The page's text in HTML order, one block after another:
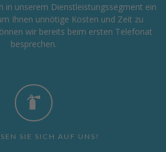
in unserem Dienstleistungssegment ein
Ihnen unnötige Kosten und Zeit zu
wir bereits beim ersten Telefonat
besprechen.
SIE SICH AUF UNS!